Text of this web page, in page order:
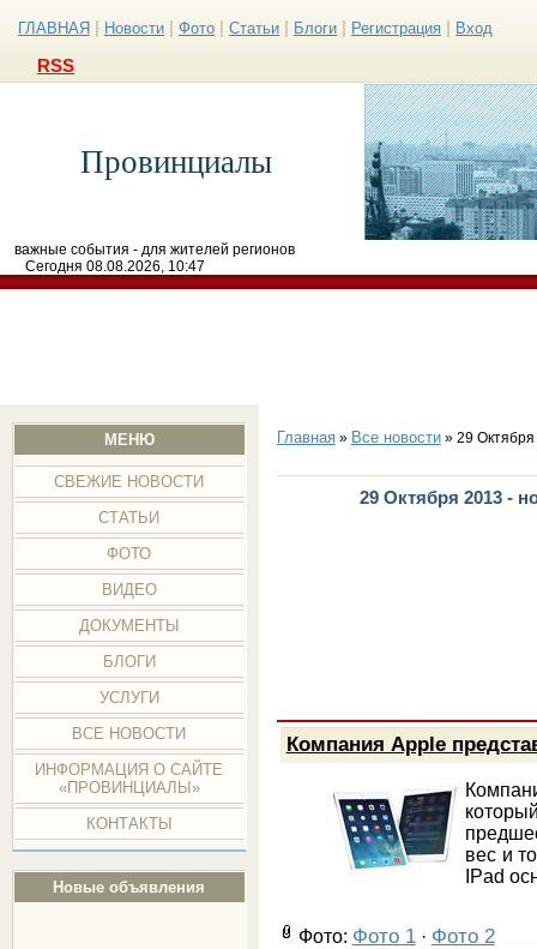
ГЛАВНАЯ Новости Фото Статьи Блоги Регистрация Вход
RSS
Провинциалы
важные события - для жителей регионов
Сегодня 08.08.2026, 10:47
МЕНЮ
СВЕЖИЕ НОВОСТИ
СТАТЬИ
ФОТО
ВИДЕО
ДОКУМЕНТЫ
БЛОГИ
УСЛУГИ
ВСЕ НОВОСТИ
ИНФОРМАЦИЯ О САЙТЕ
«ПРОВИНЦИАЛЫ»
КОНТАКТЫ
Новые объявления
Главная» Все новости» 29 Октября
29 Октября 2013 -
Компания Apple
вес и
IPad
Фото: Фото 1· Фото 2